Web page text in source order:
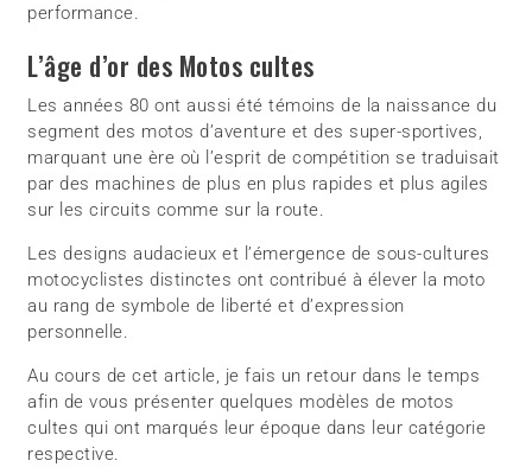
performance.
L’âge d’or des Motos cultes
Les années 80 ont aussi été témoins de la naissance du
segment des motos d’aventure et des super-sportives,
marquant une ère où l’esprit de compétition se traduisait
par des machines de plus en plus rapides et plus agiles
sur les circuits comme sur la route.
Les designs audacieux et l’émergence de sous-cultures
motocyclistes distinctes ont contribué à élever la moto
au rang de symbole de liberté et d’expression
personnelle.
Au cours de cet article, je fais un retour dans le temps
afin de vous présenter quelques modèles de motos
cultes qui ont marqués leur époque dans leur catégorie
respective.